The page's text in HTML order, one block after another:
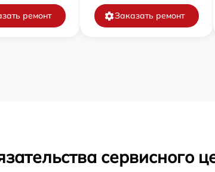
ремонт Заказать ремонт
сервисного